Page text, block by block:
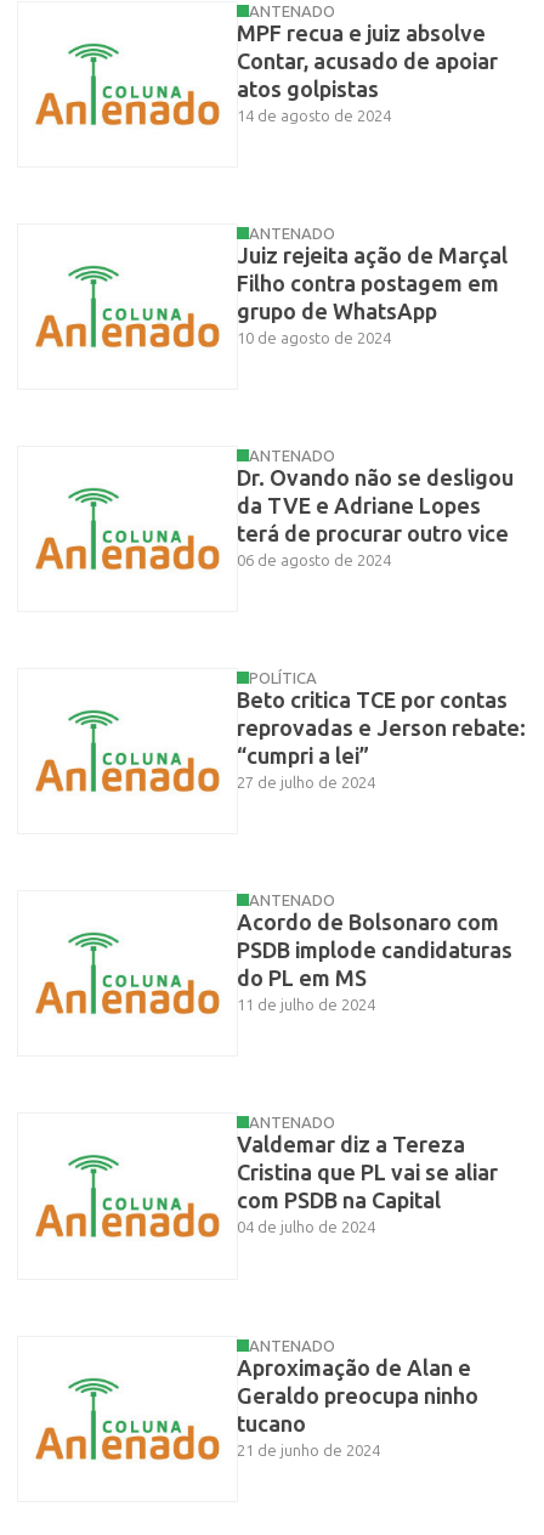
ANTENADO
MPF recua e juiz absolve
Contar, acusado de apoiar
atos golpistas
14 de agosto de 2024
ANTENADO
Juiz rejeita ação de Marçal
Filho contra postagem em
grupo de WhatsApp
10 de agosto de 2024
ANTENADO
Dr. Ovando não se desligou
da TVE e Adriane Lopes
terá de procurar outro vice
06 de agosto de 2024
POLÍTICA
Beto critica TCE por contas
reprovadas e Jerson rebate:
“cumpri a lei”
27 de julho de 2024
ANTENADO
Acordo de Bolsonaro com
PSDB implode candidaturas
do PL em MS
11 de julho de 2024
ANTENADO
Valdemar diz a Tereza
Cristina que PL vai se aliar
com PSDB na Capital
04 de julho de 2024
ANTENADO
Aproximação de Alan e
Geraldo preocupa ninho
tucano
21 de junho de 2024